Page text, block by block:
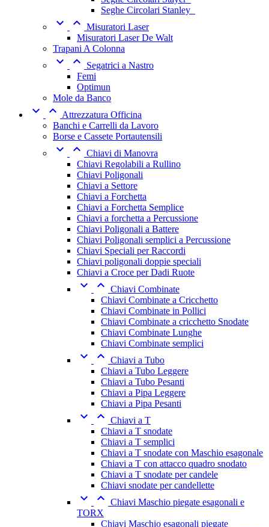
Seghe Circolari Stanley_
  Misuratori Laser
Misuratori Laser De Walt
Trapani A Colonna
 
Segatrici a Nastro
Femi
Optimun
Mole da Banco
  Attrezzatura Officina
Banchi e Carrelli da Lavoro
Borse e Cassete Portautensili
  Chiavi di Manovra
Chiavi Regolabili a Rullino
Chiavi Poligonali
Chiavi a Settore
Chiavi a Forchetta
Chiavi a Forchetta Semplice
Chiavi a forchetta a Percussione
Chiavi Poligonali a Battere
Chiavi Poligonali semplici a Percussione
Chiavi Speciali per Raccordi
Chiavi poligonali doppie speciali
Chiavi a Croce per Dadi Ruote
  Chiavi Combinate
Chiavi Combinate a Cricchetto
Chiavi Combinate in Pollici
Chiavi Combinate a cricchetto Snodate
Chiavi Combinate Lunghe
Chiavi Combinate semplici
  Chiavi a Tubo
Chiavi a Tubo Leggere
Chiavi a Tubo Pesanti
Chiavi a Pipa Leggere
Chiavi a Pipa Pesanti
  Chiavi a T
Chiavi a T snodate
Chiavi a T semplici
Chiavi a T snodate con Maschio esagonale
Chiavi a T con attacco quadro snodato
Chiavi a T snodate per candele
Chiavi snodate per candellette
  Chiavi Maschio piegate esagonali e
TORX
Chiavi Maschio esagonali piegate